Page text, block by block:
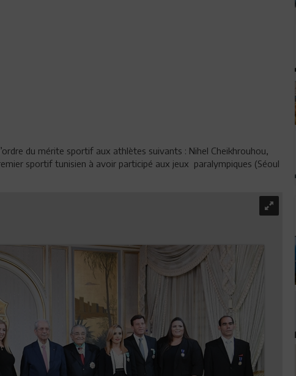
du mérite sportif aux athlètes suivants : Nihel Cheikhrouhou,
sportif tunisien à avoir participé aux jeux paralympiques (Séoul